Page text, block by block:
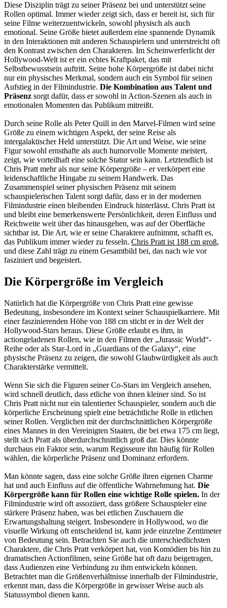
Diese Disziplin trägt zu seiner Präsenz bei und unterstützt seine
Rollen optimal. Immer wieder zeigt sich, dass er bereit ist, sich für
seine Filme weiterzuentwickeln, sowohl physisch als auch
emotional. Seine Größe bietet außerdem eine spannende Dynamik
in den Interaktionen mit anderen Schauspielern und unterstreicht oft
den Kontrast zwischen den Charakteren. Im Scheinwerferlicht der
Hollywood-Welt ist er ein echtes Kraftpaket, das mit
Selbstbewusstsein auftritt. Seine hohe Körpergröße ist dabei nicht
nur ein physisches Merkmal, sondern auch ein Symbol für seinen
Aufstieg in der Filmindustrie. Die Kombination aus Talent und
Präsenz sorgt dafür, dass er sowohl in Action-Szenen als auch in
emotionalen Momenten das Publikum mitreißt.
Durch seine Rolle als Peter Quill in den Marvel-Filmen wird seine
Größe zu einem wichtigen Aspekt, der seine Reise als
intergalaktischer Held unterstützt. Die Art und Weise, wie seine
Figur sowohl ernsthafte als auch humorvolle Momente meistert,
zeigt, wie vorteilhaft eine solche Statur sein kann. Letztendlich ist
Chris Pratt mehr als nur seine Körpergröße – er verkörpert eine
leidenschaftliche Hingabe zu seinem Handwerk. Das
Zusammenspiel seiner physischen Präsenz mit seinem
schauspielerischen Talent sorgt dafür, dass er in der modernen
Filmindustrie einen bleibenden Eindruck hinterlässt. Chris Pratt ist
und bleibt eine bemerkenswerte Persönlichkeit, deren Einfluss und
Reichweite weit über das hinausgehen, was auf der Oberfläche
sichtbar ist. Die Art, wie er seine Charaktere aufnimmt, schafft es,
das Publikum immer wieder zu fesseln. Chris Pratt ist 188 cm groß,
und diese Zahl trägt zu einem Gesamtbild bei, das nach wie vor
fasziniert und begeistert.
Die Körpergröße im Vergleich
Natürlich hat die Körpergröße von Chris Pratt eine gewisse
Bedeutung, insbesondere im Kontext seiner Schauspielkarriere. Mit
einer faszinierenden Höhe von 188 cm sticht er in der Welt der
Hollywood-Stars heraus. Diese Größe erlaubt es ihm, in
actiongeladenen Rollen, wie in den Filmen der „Jurassic World“-
Reihe oder als Star-Lord in „Guardians of the Galaxy“, eine
physische Präsenz zu zeigen, die sowohl Glaubwürdigkeit als auch
Charakterstärke vermittelt.
Wenn Sie sich die Figuren seiner Co-Stars im Vergleich ansehen,
wird schnell deutlich, dass etliche von ihnen kleiner sind. So ist
Chris Pratt nicht nur ein talentierter Schauspieler, sondern auch die
körperliche Erscheinung spielt eine beträchtliche Rolle in etlichen
seiner Rollen. Verglichen mit der durchschnittlichen Körpergröße
eines Mannes in den Vereinigten Staaten, die bei etwa 175 cm liegt,
stellt sich Pratt als überdurchschnittlich groß dar. Dies könnte
durchaus ein Faktor sein, warum Regisseure ihn häufig für Rollen
wählen, die körperliche Präsenz und Dominanz erfordern.
Man könnte sagen, dass eine solche Größe ihren eigenen Charme
hat und auch Einfluss auf die öffentliche Wahrnehmung hat. Die
Körpergröße kann für Rollen eine wichtige Rolle spielen. In der
Filmindustrie wird oft assoziiert, dass größere Schauspieler eine
stärkere Präsenz haben, was bei etlichen Zuschauern die
Erwartungshaltung steigert. Insbesondere in Hollywood, wo die
visuelle Wirkung oft entscheidend ist, kann jede einzelne Zentimeter
von Bedeutung sein. Betrachten Sie auch die unterschiedlichsten
Charaktere, die Chris Pratt verkörpert hat, von Komödien bis hin zu
dramatischen Actionfilmen, seine Größe hat oft dazu beigetragen,
dass Audienzen eine Verbindung zu ihm entwickeln können.
Betrachtet man die Größenverhältnisse innerhalb der Filmindustrie,
erkennt man, dass die Körpergröße in gewisser Weise auch als
Statussymbol dienen kann.